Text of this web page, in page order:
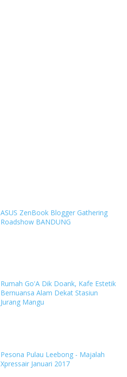
ASUS ZenBook Blogger Gathering
Roadshow BANDUNG
Rumah Go'A Dik Doank, Kafe Estetik
Bernuansa Alam Dekat Stasiun
Jurang Mangu
Pesona Pulau Leebong - Majalah
Xpressair Januari 2017